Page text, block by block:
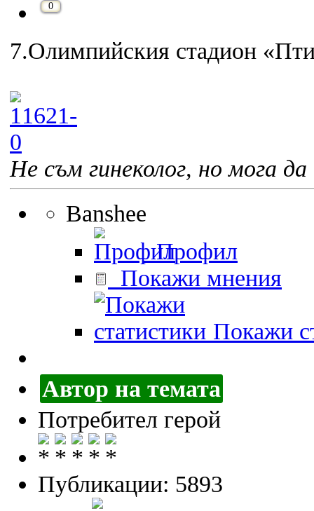
0
7.Олимпийския стадион
Не съм гинеколог, но мога да
Banshee
Профил
Покажи мнения
Покажи
Автор на темата
Потребител герой
Публикации: 5893